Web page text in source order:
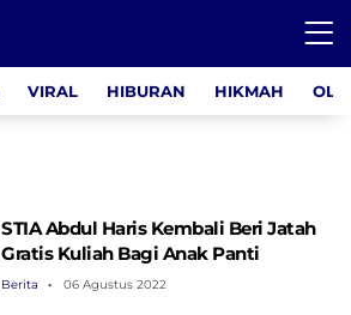
VIRAL HIBURAN HIKMAH
STIA Abdul Haris Kembali Beri Jatah
Gratis Kuliah Bagi Anak Panti
Berita 06 Agustus 2022